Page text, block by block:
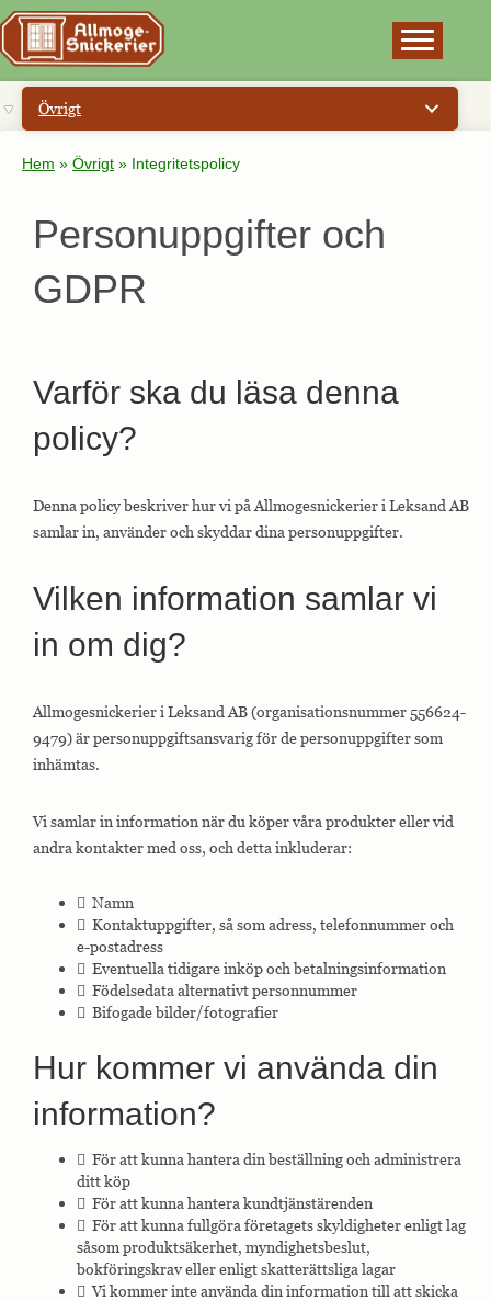
Övrigt
Hem » Övrigt » Integritetspolicy
Personuppgifter och
GDPR
Varför ska du läsa denna
policy?
Denna policy beskriver hur vi på Allmogesnickerier i Leksand AB
samlar in, använder och skyddar dina personuppgifter.
Vilken information samlar vi
in om dig?
Allmogesnickerier i Leksand AB (organisationsnummer 556624-
9479) är personuppgiftsansvarig för de personuppgifter som
inhämtas.
Vi samlar in information när du köper våra produkter eller vid
andra kontakter med oss, och detta inkluderar:
 Namn
 Kontaktuppgifter, så som adress, telefonnummer och
e-postadress
 Eventuella tidigare inköp och betalningsinformation
 Födelsedata alternativt personnummer
 Bifogade bilder/fotografier
Hur kommer vi använda din
information?
 För att kunna hantera din beställning och administrera
ditt köp
 För att kunna hantera kundtjänstärenden
 För att kunna fullgöra företagets skyldigheter enligt lag
såsom produktsäkerhet, myndighetsbeslut,
bokföringskrav eller enligt skatterättsliga lagar
 Vi kommer inte använda din information till att skicka